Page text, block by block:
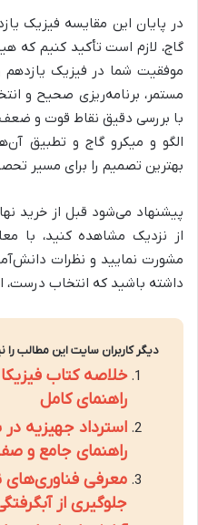
در پایان این مقایسه فیزیک
گاج، لازم است تأکید کنیم که
موفقیت شما در فیزیک
مستمر، برنامه‌ریزی صحیح و
با بررسی دقیق نقاط قوت و
الگو و میکرو گاج و تطبیق
بهترین تصمیم را برای مسیر
پیشنهاد می‌شود قبل از خرید
از نزدیک مشاهده کنید، با
مشورت نمایید و نظرات
داشته باشید که انتخاب
دیگر کاربران سایت این مطالب
خلاصه کتاب
راهنمای کامل
استرداد جهیزیه
راهنمای جامع و
معرفی فناوری‌های
جلوگیری از